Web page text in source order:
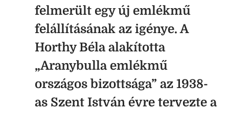
felmerült egy új emlékmű
felállításának az igénye. A
Horthy Béla alakította
„Aranybulla emlékmű
országos bizottsága” az 1938-
as Szent István évre tervezte a